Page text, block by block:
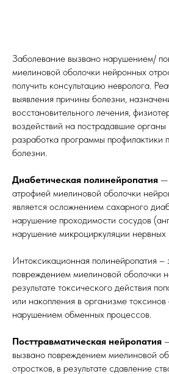
Заболевание вызвано нарушением/
миелиновой оболочки нейронных
получить консультацию невролога.
выявления причины болезни,
восстановительного лечения,
воздействий на пострадавшие
разработка программы профилактики
болезни.
Диабетическая полинейропатия —
атрофией миелиновой оболочки
является осложнением сахарного
нарушение проходимости сосудов
нарушение микроциркуляции нервных
Интоксикационная полинейропатия –
повреждением миелиновой оболочки
результате токсического действия
или накопления в организме
нарушением обменных процессов.
Посттравматическая нейропатия
вызвано повреждением миелиновой
отростков, в результате сдавление